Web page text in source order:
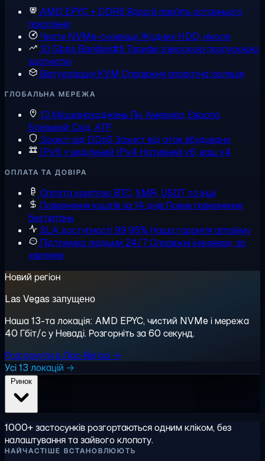
AMD EPYC + DDR5 Ядра й пам'ять останнього
покоління
Чисте NVMe-сховищеЖодних HDD, ніколи
10 Gbps Bandwidth Тарифи з високою пропускною
здатністю
Віртуалізація KVM Справжня апаратна ізоляція
ГЛОБАЛЬНА МЕРЕЖА
13 Місцезнаходжень Пн. Америка, Європа,
Близький Схід, АТР
Захист від DDoS Захист від атак вбудовано
IPv6 + виділений IPv4 Нативний v6, ваш v4
ОПЛАТА ТА ДОВІРА
Оплата криптою BTC, XMR, USDT та інші
Повернення коштів за 14 днів Повне повернення,
без питань
SLA доступності 99,95% Наша гарантія аптайму
Підтримка людьми 24/7Справжні інженери, за
хвилини
Новий регіон
Las Vegas запущено
Наша 13-та локація: AMD EPYC, чистий NVMe і мережа
40 Гбіт/с у Неваді. Розгорніть за 60 секунд.
Розгорнути в Лас-Вегасі →
Усі 13 локацій →
1000+ застосунків розгортаються одним кліком, без
налаштування та зайвого клопоту.
НАЙЧАСТІШЕ ВСТАНОВЛЮЮТЬ